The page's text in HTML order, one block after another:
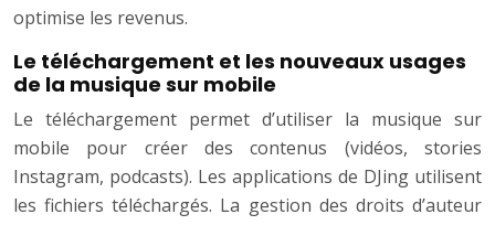
optimise les revenus.
Le téléchargement et les nouveaux usages
de la musique sur mobile
Le téléchargement permet d’utiliser la musique sur
mobile pour créer des contenus (vidéos, stories
Instagram, podcasts). Les applications de DJing utilisent
les fichiers téléchargés. La gestion des droits d’auteur